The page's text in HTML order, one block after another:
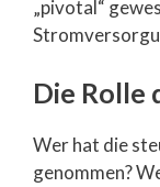
„pivotal“
Die Rolle
Wer hat die
genommen?